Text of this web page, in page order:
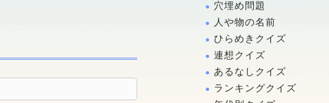
穴埋め問題
人や物の名前
ひらめきクイズ
連想クイズ
あるなしクイズ
ランキングクイズ